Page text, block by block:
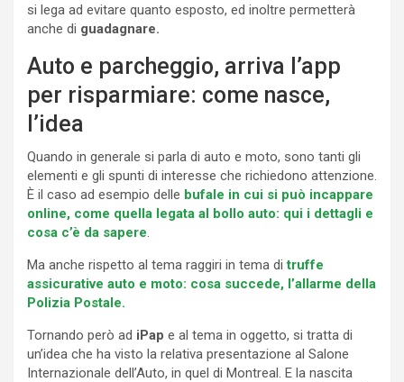
si lega ad evitare quanto esposto, ed inoltre permetterà
anche di guadagnare.
Auto e parcheggio, arriva l’app
per risparmiare: come nasce,
l’idea
Quando in generale si parla di auto e moto, sono tanti gli
elementi e gli spunti di interesse che richiedono attenzione.
È il caso ad esempio delle bufale in cui si può incappare
online, come quella legata al bollo auto: qui i dettagli e
cosa c’è da sapere
Ma anche rispetto al tema raggiri in tema ditruffe
assicurative auto e moto: cosa succede, l’allarme della
Polizia Postale.
Tornando però ad iPap e al tema in oggetto, si tratta di
un’idea che ha visto la relativa presentazione al Salone
Internazionale dell’Auto, in quel di Montreal. E la nascita